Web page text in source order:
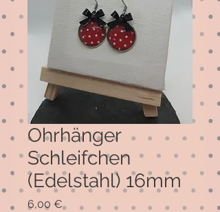
Ohrhänger
Schleifchen
(Edelstahl) 16mm
6,00 €Preis